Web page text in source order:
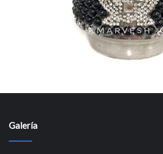
Galería